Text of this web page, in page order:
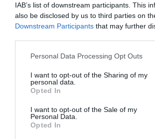
IAB’s list of downstream participants. This
also be disclosed by us to third parties on
Downstream Participants that may further
Personal Data Processing Opt Outs
I want to opt-out of the Sharing of my
personal data.
Opted In
I want to opt-out of the Sale of my
Personal Data.
Opted In
om mig.
Tillbehör och liknande:
RECEPT